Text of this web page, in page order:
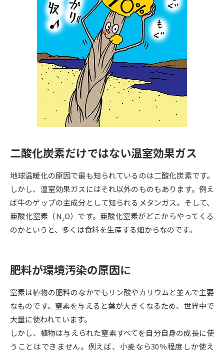
大学・短大以外の資料から請求
大学院の資料請求
留学・進学関連、塾・予備校
大学入学共通テスト「受験案
内」の請求
大学入学共通テスト「受験上の
配慮案内」の請求
高等学校卒業程度認定試験
高等学校（情報）教員資格認定
大学研究 大学検索
新増設大学・学部・学科特集
集
データサイエンス特集 奨学金・特待生制度特集
デジタルパンフレット
新学年スタート号特集ページ
新学年スタート号特集ページ
二酸化炭素だけではない温室効果ガス
地球温暖化の原因で最も知られているのは二酸化炭素です。
しかし、温室効果ガスにはそれ以外のものもあります。例え
ば牛のゲップの主成分として知られるメタンガス。そして、
亜酸化窒素（N₂O）です。亜酸化窒素がどこからやってくる
のかというと、多くは食料を生産する畑からなのです。
肥料が環境汚染の原因に
窒素は植物の肥料のなかでもリン酸やカリウムと並んで主要
なものです。窒素を与えると葉が大きくなるため、世界中で
大量に使われています。
しかし、植物は与えられた窒素すべてを自分自身の成長に使
うことはできません。例えば、小麦なら30％程度しか使え